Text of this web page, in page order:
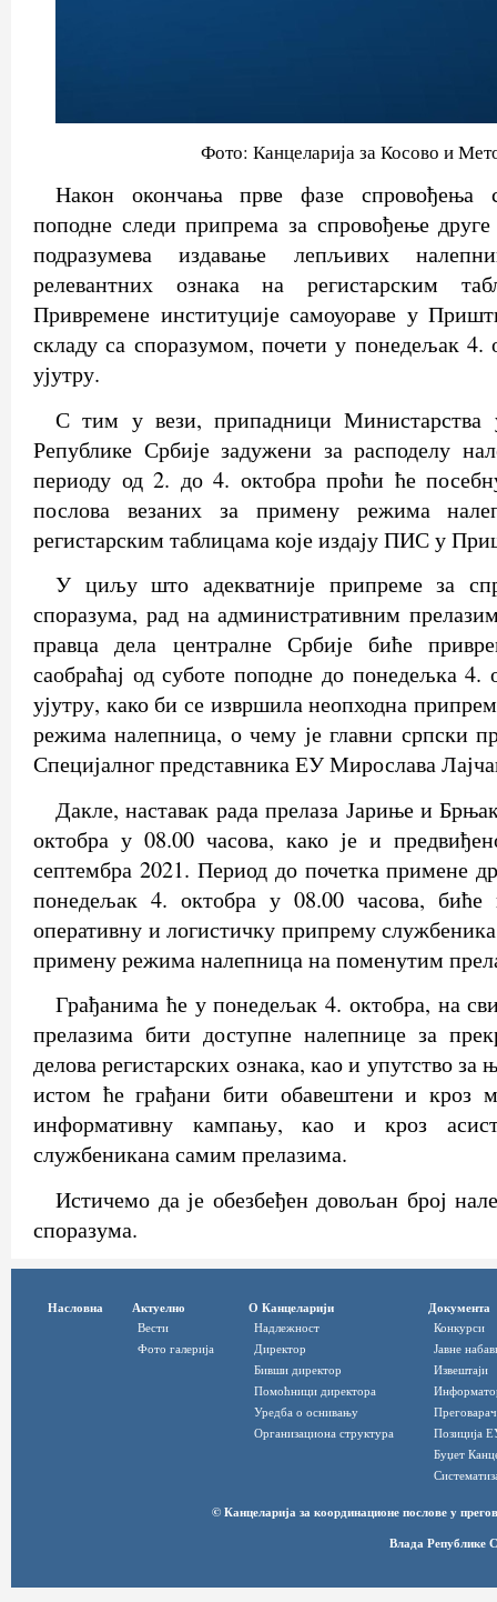
Фото: Канцеларија за Косово и
Након окончања прве фазе спровођења
поподне следи припрема за спровођење друге
подразумева издавање лепљивих
релевантних ознака на регистарским
Привремене институције самоуораве у
складу са споразумом, почети у понедељак 4.
ујутру.
С тим у вези, припадници Министарства
Републике Србије задужени за расподелу
периоду од 2. до 4. октобра проћи ће
послова везаних за примену режима
регистарским таблицама које издају ПИС у
У циљу што адекватније припреме за
споразума, рад на административним
правца дела централне Србије биће
саобраћај од суботе поподне до понедељка 4.
ујутру, како би се извршила неопходна
режима налепница, о чему је главни српски
Специјалног представника ЕУ Мирослава
Дакле, наставак рада прелаза Јариње и
октобра у 08.00 часова, како је и
септембра 2021. Период до почетка примене
понедељак 4. октобра у 08.00 часова,
оперативну и логистичку припрему
примену режима налепница на поменутим
Грађанима ће у понедељак 4. октобра, на
прелазима бити доступне налепнице за
делова регистарских ознака, као и упутство за
истом ће грађани бити обавештени и кроз
информативну кампању, као и кроз
службеникана самим прелазима.
Истичемо да је обезбеђен довољан број
споразума.
Насловна Актуелно
Вести
Фото галерија
О Канцеларији
Надлежност
Директор
Бивши директор
Помоћници директора
Уредба о оснивању
Организациона структура
Документа
Конкурси
Јавне
Извештаји
Позиција
Буџет
© Канцеларија за координационе послове у
Влада Републике